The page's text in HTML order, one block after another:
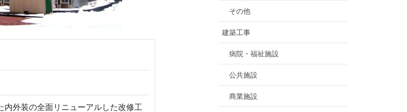
外装の全面リニューアルした改修工
その他
建築工事
病院・福祉施設
公共施設
商業施設